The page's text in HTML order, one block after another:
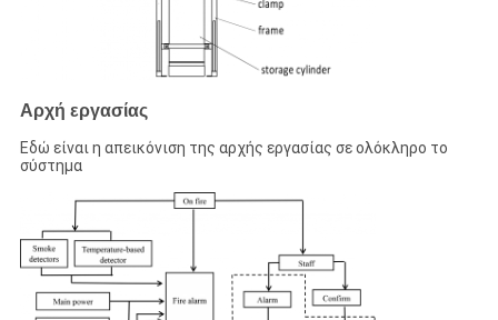
Αρχή εργασίας
Εδώ είναι η απεικόνιση της αρχής εργασίας σε ολόκληρο το
σύστημα